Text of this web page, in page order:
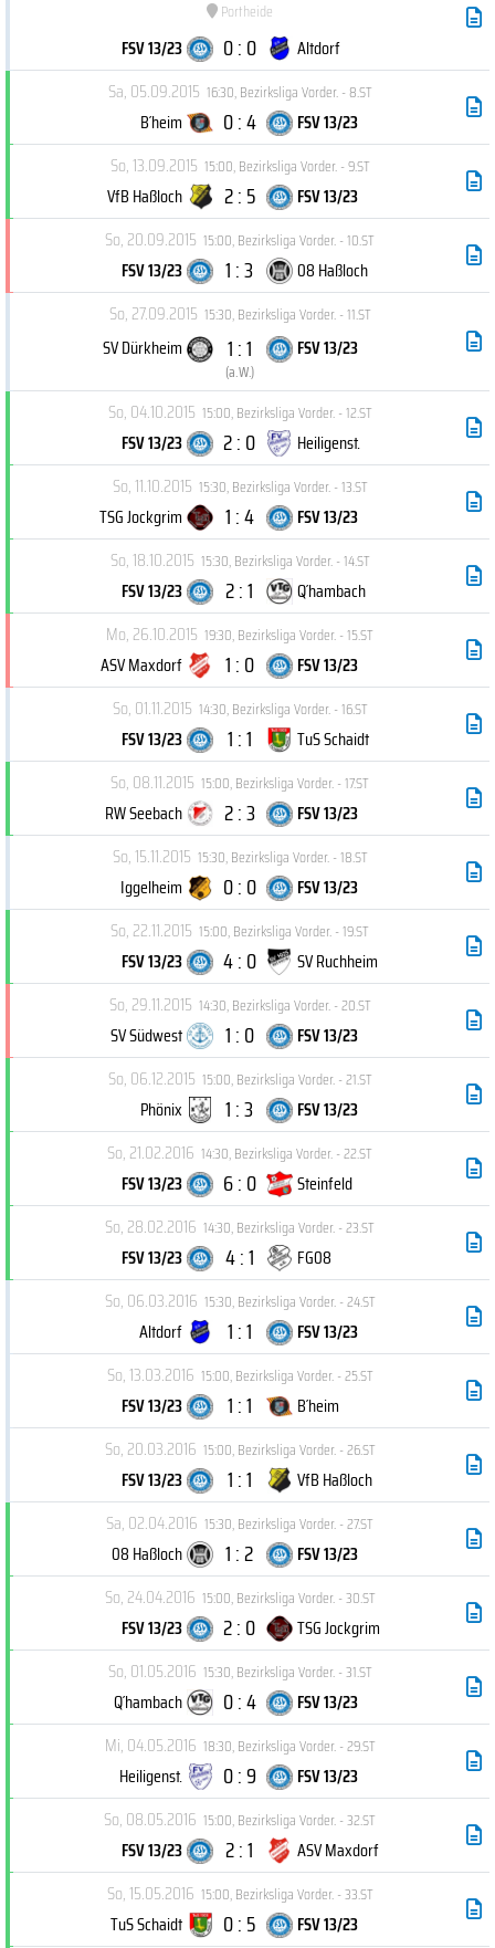
Portheide
FSV 13/23 0 : 0
Altdorf
Sa, 05.09.2015 16:30,Bezirksliga Vorder. - 8.ST
B´heim 0 : 4
FSV 13/23
So, 13.09.2015 15:00,Bezirksliga Vorder. - 9.ST
VfB Haßloch 2 : 5
FSV 13/23
So, 20.09.2015 15:00,Bezirksliga Vorder. - 10.ST
FSV 13/23 1 : 3
08 Haßloch
So, 27.09.2015 15:30,Bezirksliga Vorder. - 11.ST
SV Dürkheim 1 : 1
(a.W.)
FSV 13/23
So, 04.10.2015 15:00,Bezirksliga Vorder. - 12.ST
FSV 13/23 2 : 0
Heiligenst.
So, 11.10.2015 15:30,Bezirksliga Vorder. - 13.ST
TSG Jockgrim 1 : 4
FSV 13/23
So, 18.10.2015 15:30,Bezirksliga Vorder. - 14.ST
FSV 13/23 2 : 1
Q´hambach
Mo, 26.10.2015 19:30,Bezirksliga Vorder. - 15.ST
ASV Maxdorf 1 : 0
FSV 13/23
So, 01.11.2015 14:30,Bezirksliga Vorder. - 16.ST
FSV 13/23 1 : 1
TuS Schaidt
So, 08.11.2015 15:00,Bezirksliga Vorder. - 17.ST
RW Seebach 2 : 3
FSV 13/23
So, 15.11.2015 15:30,Bezirksliga Vorder. - 18.ST
Iggelheim 0 : 0
FSV 13/23
So, 22.11.2015 15:00,Bezirksliga Vorder. - 19.ST
FSV 13/23 4 : 0
SV Ruchheim
So, 29.11.2015 14:30,Bezirksliga Vorder. - 20.ST
SV Südwest 1 : 0
FSV 13/23
So, 06.12.2015 15:00,Bezirksliga Vorder. - 21.ST
Phönix 1 : 3
FSV 13/23
So, 21.02.2016 14:30,Bezirksliga Vorder. - 22.ST
FSV 13/23 6 : 0
Steinfeld
So, 28.02.2016 14:30,Bezirksliga Vorder. - 23.ST
FSV 13/23 4 : 1
FG08
So, 06.03.2016 15:30,Bezirksliga Vorder. - 24.ST
Altdorf 1 : 1
FSV 13/23
So, 13.03.2016 15:00,Bezirksliga Vorder. - 25.ST
FSV 13/23 1 : 1
B´heim
So, 20.03.2016 15:00,Bezirksliga Vorder. - 26.ST
FSV 13/23 1 : 1
VfB Haßloch
Sa, 02.04.2016 15:30,Bezirksliga Vorder. - 27.ST
08 Haßloch 1 : 2
FSV 13/23
So, 24.04.2016 15:00,Bezirksliga Vorder. - 30.ST
FSV 13/23 2 : 0
TSG Jockgrim
So, 01.05.2016 15:30,Bezirksliga Vorder. - 31.ST
Q´hambach 0 : 4
FSV 13/23
Mi, 04.05.2016 18:30,Bezirksliga Vorder. - 29.ST
Heiligenst. 0 : 9
FSV 13/23
So, 08.05.2016 15:00,Bezirksliga Vorder. - 32.ST
FSV 13/23 2 : 1
ASV Maxdorf
So, 15.05.2016 15:00,Bezirksliga Vorder. - 33.ST
TuS Schaidt 0 : 5 FSV 13/23